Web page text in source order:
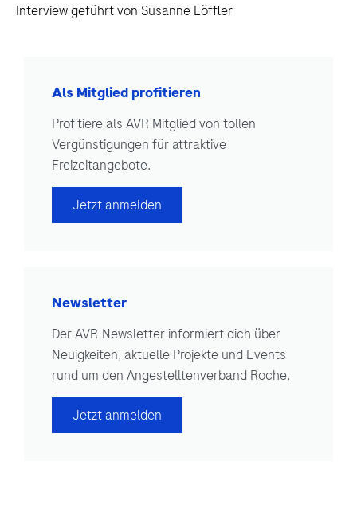
Interview geführt von Susanne Löffler
Als Mitglied profitieren
Profitiere als AVR Mitglied von tollen
Vergünstigungen für attraktive
Freizeitangebote.
Jetzt anmelden
Newsletter
Der AVR-Newsletter informiert dich über
Neuigkeiten, aktuelle Projekte und Events
rund um den Angestelltenverband Roche.
Jetzt anmelden